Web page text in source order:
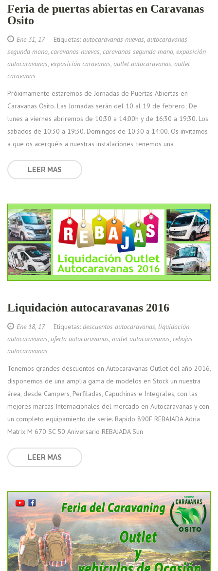
Feria de puertas abiertas en Caravanas
Osito
Ene 31, 17Etiquetas: autocaravanas nuevas, autocaravanas
segunda mano, caravanas nuevas, caravanas segunda mano, exposición
autocaravanas, exposición caravanas, outlet autocaravanas, outlet
caravanas
Próximamente estaremos de Jornadas de Puertas Abiertas en
Caravanas Osito. Las Jornadas serán del 10 al 19 de febrero; De
lunes a viernes abriremos de 10:30 a 14:00h y de 16:30 a 19:30. Los
sábados de 10:30 a 19:30. Domingos de 10:30 a 14:00. Os invitamos
a que os acerquéis a nuestras instalaciones, tenemos una
LEER MAS
Liquidación autocaravanas 2016
Ene 18, 17Etiquetas: descuentos autocaravanas, liquidación
autocaravanas, oferta autocaravanas, outlet autocaravanas, rebajas
autocaravanas
Tenemos grandes descuentos en Autocaravanas Outlet del año 2016,
disponemos de una amplia gama de modelos en Stock un nuestra
área, desde Campers, Perfiladas, Capuchinas e Integrales, con las
mejores marcas Internacionales del mercado en Autocaravanas y con
un completo equipamiento de serie. Rapido 890F REBAJADA Adria
Matrix M 670 SC 50 Aniversario REBAJADA Sun
LEER MAS